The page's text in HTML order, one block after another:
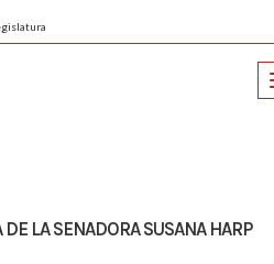
LA SENADORA SUSANA HARP